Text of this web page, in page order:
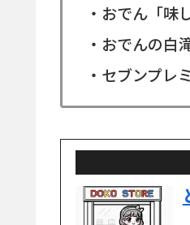
・おでん「味
・おでんの白
・セブンプレ